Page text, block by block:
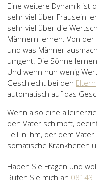
Eine weitere Dynamik ist
sehr viel über Frausein
sehr viel über die
Männern lernen. Von
und was Männer
umgeht. Die Söhne
Und wenn nun wenig
Geschlecht bei den Eltern
automatisch auf das
Wenn also eine
den Vater schimpft,
Teil in ihm, der dem
somatische Krankheiten
Haben Sie Fragen und
Rufen Sie mich an 08143